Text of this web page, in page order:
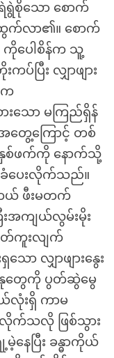
စိုသော စောက်
က်လာ၏။ စောက်
ပေါစိန်က သူ့
ပ်ပြီး လျှာဖျား
က
းသော မကြည်ရှိန်
တွေ့ကြောင့် တစ်
နှစ်ဖက်ကို နောက်သို့
ခံပေးလိုက်သည်။
ယ် ဖီးမတက်
အကျယ်လွမ်းမိုး
တ်ကူးလျက်
ာ လျှာဖျားနွေး
နုတွေကို ပွတ်ဆွဲမွေ
းရှိ ကာမ
က်သလို ဖြစ်သွား
ေပြီး ခန္ဓာကိုယ်